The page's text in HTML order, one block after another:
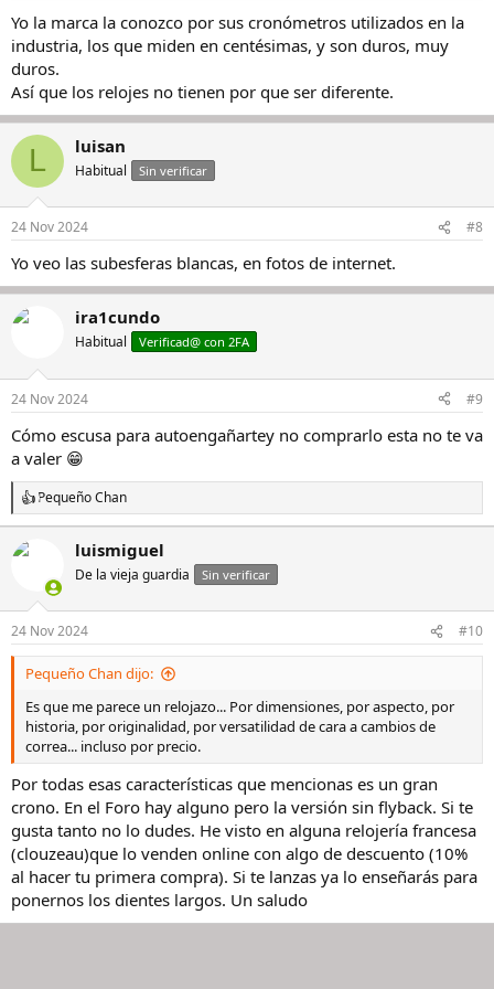
Yo la marca la conozco por sus cronómetros utilizados en la
industria, los que miden en centésimas, y son duros, muy
duros.
Así que los relojes no tienen por que ser diferente.
L luisan
Habitual Sin verificar
24 Nov 2024 #8
Yo veo las subesferas blancas, en fotos de internet.
ira1cundo
Habitual Verificad@ con 2FA
24 Nov 2024 #9
Cómo escusa para autoengañartey no comprarlo esta no te va
a valer 😁
R
e
a
c
o
n
e
Pequeño Chan
luismiguel
De la vieja guardia Sin verificar
24 Nov 2024 #10
Pequeño Chan dijo:
Es que me parece un relojazo... Por dimensiones, por aspecto, por
historia, por originalidad, por versatilidad de cara a cambios de
correa... incluso por precio.
Por todas esas características que mencionas es un gran
crono. En el Foro hay alguno pero la versión sin flyback. Si te
gusta tanto no lo dudes. He visto en alguna relojería francesa
(clouzeau)que lo venden online con algo de descuento (10%
al hacer tu primera compra). Si te lanzas ya lo enseñarás para
ponernos los dientes largos. Un saludo